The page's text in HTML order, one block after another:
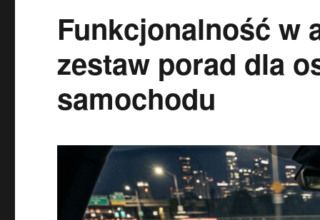
Funkcjonalność w
zestaw porad dla
samochodu